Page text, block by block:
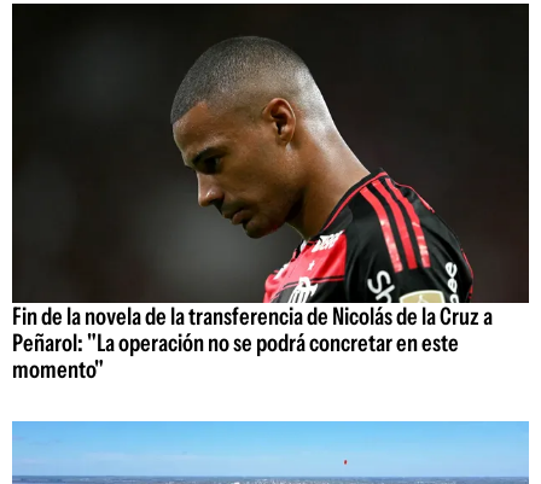
Fin de la novela de la transferencia de Nicolás de la Cruz a
Peñarol: "La operación no se podrá concretar en este
momento"